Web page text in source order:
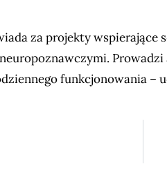
za projekty
funkcjonowania –